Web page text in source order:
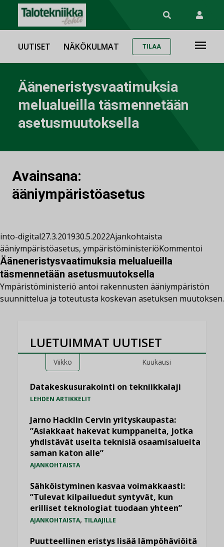
UUTISET NÄKÖKULMAT TILAA
Ääneneristysvaatimuksia
melualueilla täsmennetään
asetusmuutoksella
Avainsana:
ääniympäristöasetus
into-digital27.3.201930.5.2022Ajankohtaista
ääniympäristöasetus, ympäristöministeriöKommentoi
Ääneneristysvaatimuksia melualueilla
täsmennetään asetusmuutoksella
Ympäristöministeriö antoi rakennusten ääniympäristön
suunnittelua ja toteutusta koskevan asetuksen muutoksen.
LUETUIMMAT UUTISET
Viikko Kuukausi
Datakeskusurakointi on tekniikkalaji
LEHDEN ARTIKKELIT
Jarno Hacklin Cervin yrityskaupasta:
”Asiakkaat hakevat kumppaneita, jotka
yhdistävät useita teknisiä osaamisalueita
saman katon alle”
AJANKOHTAISTA
Sähköistyminen kasvaa voimakkaasti:
”Tulevat kilpailuedut syntyvät, kun
erilliset teknologiat tuodaan yhteen”
AJANKOHTAISTA, TILAAJILLE
Puutteellinen eristys lisää lämpöhäviöitä